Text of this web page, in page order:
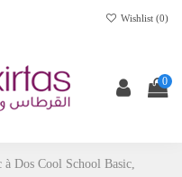
Wishlist (0)
0
à Dos Cool School Basic,